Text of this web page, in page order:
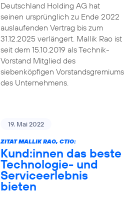
Deutschland Holding AG hat
seinen ursprünglich zu Ende 2022
auslaufenden Vertrag bis zum
31.12.2025 verlängert. Mallik Rao ist
seit dem 15.10.2019 als Technik-
Vorstand Mitglied des
siebenköpfigen Vorstandsgremiums
des Unternehmens.
19. Mai 2022
ZITAT MALLIK RAO, CTIO:
Kund:innen das beste
Technologie- und
Serviceerlebnis
bieten